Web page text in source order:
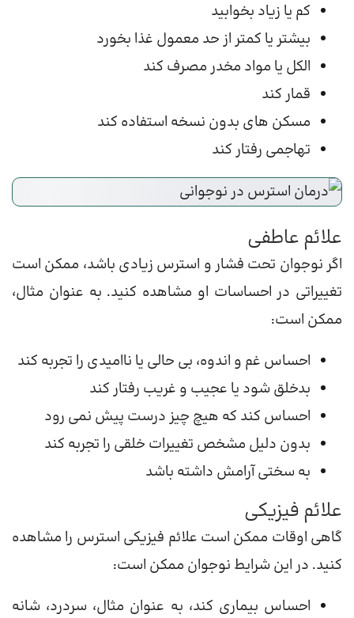
کم یا زیاد بخوابید
بیشتر یا کمتر از حد معمول غذا بخورد
الکل یا مواد مخدر مصرف کند
قمار کند
مسکن های بدون نسخه استفاده کند
تهاجمی رفتار کند
علائم عاطفی
اگر نوجوان تحت فشار و استرس زیادی باشد، ممکن است
تغییراتی در احساسات او مشاهده کنید. به عنوان مثال،
ممکن است:
احساس غم و اندوه، بی حالی یا ناامیدی را تجربه کند
بدخلق شود یا عجیب و غریب رفتار کند
احساس کند که هیچ چیز درست پیش نمی رود
بدون دلیل مشخص تغییرات خلقی را تجربه کند
به سختی آرامش داشته باشد
علائم فیزیکی
گاهی اوقات ممکن است علائم فیزیکی استرس را مشاهده
کنید. در این شرایط نوجوان ممکن است:
احساس بیماری کند، به عنوان مثال، سردرد، شانه